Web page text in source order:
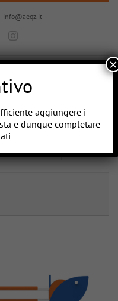
info@aeqz.it
Instagram
aggiungere i
e dunque completare
×